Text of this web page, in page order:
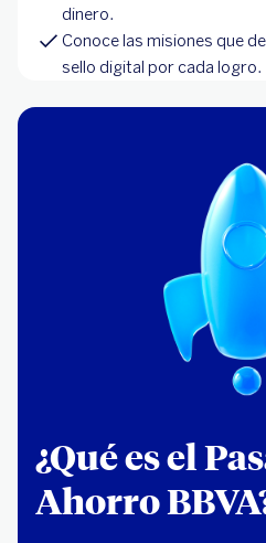
dinero.
Conoce las misiones que
sello digital por cada logro.
¿Qué es el
Ahorro